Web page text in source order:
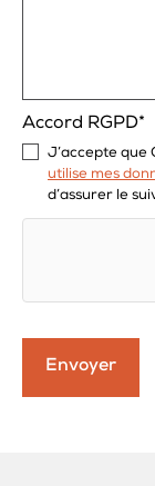
Accord RGPD*
J’accepte que
utilise mes
d’assurer le